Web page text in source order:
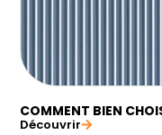
COMMENT BIEN
Découvrir